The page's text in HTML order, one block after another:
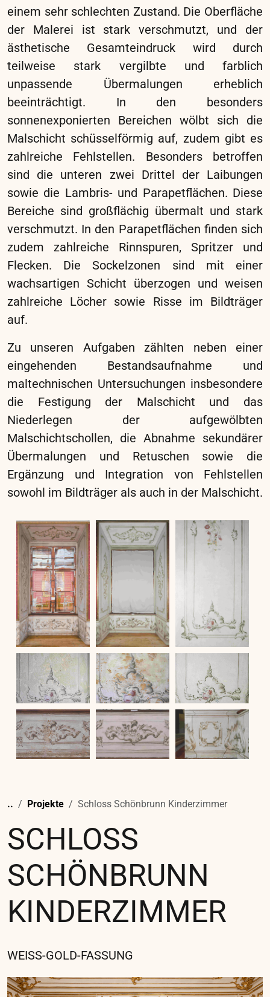
AUFTRAGGEBER
Schloss Schönbrunn Kultur- und
Betriebsges.m.b.H. Schönbrunner
Schloßstrasse 47, 1130 Wien
STANDORT
Schloss Schönbrunn, 1.OG, Prunkräume der
Beletage, Westflügel
Im Rahmen dieses Projekts wurde die weiß-
goldene Fassung der hölzernen
Wandvertäfelung im Kinderzimmer von Schloss
Schönbrunn konserviert und restauriert. Nach
einer genauen Bestandsaufnahme und
Schadenskartierung wurden vielfältige
Maßnahmen umgesetzt, um die historische
Substanz zu bewahren. Konservatorisch
wurden Risse geschlossen, Malschichten
gefestigt und Oberflächen gereinigt.
Restauratorisch lag der Fokus auf der
sorgfältigen Integration von Fehlstellen, um ein
stimmiges Gesamtbild zu schaffen.
Mechanische Schäden wurden behoben, und
die Nullflächen erhielten eine neue Fassung.
Alle Arbeiten orientierten sich an dem Ziel, die
Originalsubstanz so weit wie möglich zu
erhalten.
Projekte Schloss Stainz: Andreas Hofer
ANDREAS HOFER
JOANNEUM